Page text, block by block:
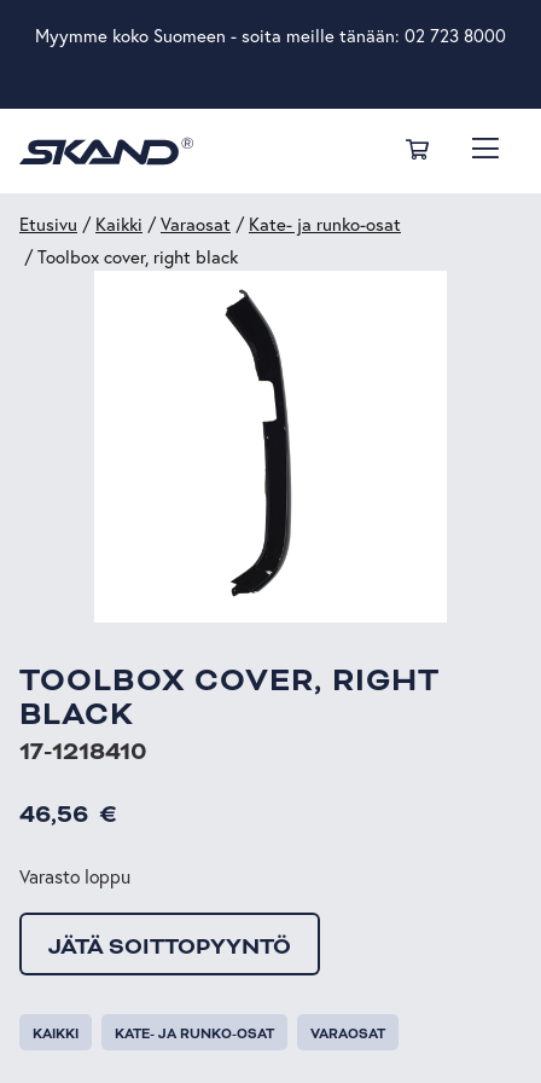
Myymme koko Suomeen - soita meille tänään: 02 723 8000
Etusivu / Kaikki /Varaosat / Kate- ja runko-osat
/ Toolbox cover, right black
TOOLBOX COVER, RIGHT
BLACK
17-1218410
46,56 €
Varasto loppu
JÄTÄ SOITTOPYYNTÖ
KAIKKI KATE- JA RUNKO-OSAT VARAOSAT